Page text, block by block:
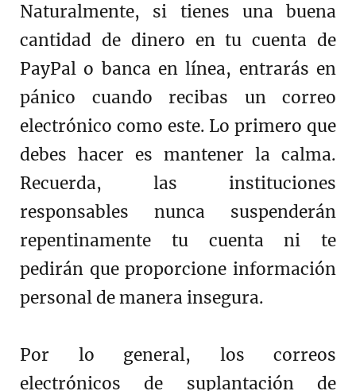
Naturalmente, si tienes una buena
cantidad de dinero en tu cuenta de
PayPal o banca en línea, entrarás en
pánico cuando recibas un correo
electrónico como este. Lo primero que
debes hacer es mantener la calma.
Recuerda, las instituciones
responsables nunca suspenderán
repentinamente tu cuenta ni te
pedirán que proporcione información
personal de manera insegura.
Por lo general, los correos
electrónicos de suplantación de